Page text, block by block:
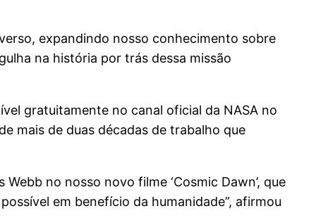
expandindo nosso conhecimento sobre
na história por trás dessa missão
gratuitamente no canal oficial da NASA no
mais de duas décadas de trabalho que
no nosso novo filme ‘Cosmic Dawn’, que
em benefício da humanidade”, afirmou